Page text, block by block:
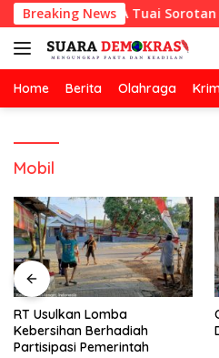
Langsung
ke
konten
Breaking News
RAZA SETIA Tuai Sorotan
Home Berita Olahraga
Mobil
RT Usulkan Lomba
Kebersihan Berhadiah
Partisipasi Pemerintah